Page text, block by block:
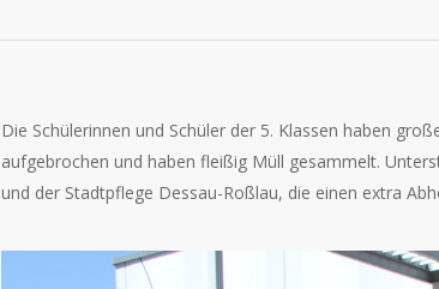
Die Schülerinnen und Schüler der 5. Klassen haben
aufgebrochen und haben fleißig Müll gesammelt.
und der Stadtpflege Dessau-Roßlau, die einen extra